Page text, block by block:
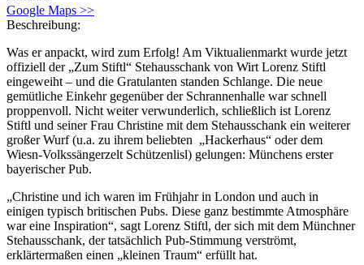
Google Maps >>
Beschreibung:
Was er anpackt, wird zum Erfolg! Am Viktualienmarkt wurde jetzt
offiziell der „Zum Stiftl“ Stehausschank von Wirt Lorenz Stiftl
eingeweiht – und die Gratulanten standen Schlange. Die neue
gemütliche Einkehr gegenüber der Schrannenhalle war schnell
proppenvoll. Nicht weiter verwunderlich, schließlich ist Lorenz
Stiftl und seiner Frau Christine mit dem Stehausschank ein weiterer
großer Wurf (u.a. zu ihrem beliebten „Hackerhaus“ oder dem
Wiesn-Volkssängerzelt Schützenlisl) gelungen: Münchens erster
bayerischer Pub.
„Christine und ich waren im Frühjahr in London und auch in
einigen typisch britischen Pubs. Diese ganz bestimmte Atmosphäre
war eine Inspiration“, sagt Lorenz Stiftl, der sich mit dem Münchner
Stehausschank, der tatsächlich Pub-Stimmung verströmt,
erklärtermaßen einen „kleinen Traum“ erfüllt hat.